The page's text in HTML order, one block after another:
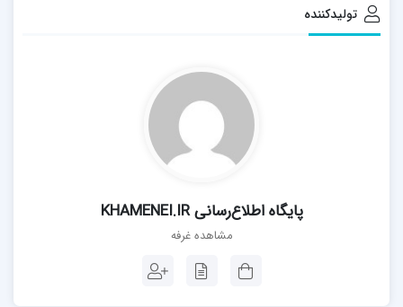
تولیدکننده
پايگاه اطلاع‌رسانی KHAMENEI.IR
مشاهده غرفه